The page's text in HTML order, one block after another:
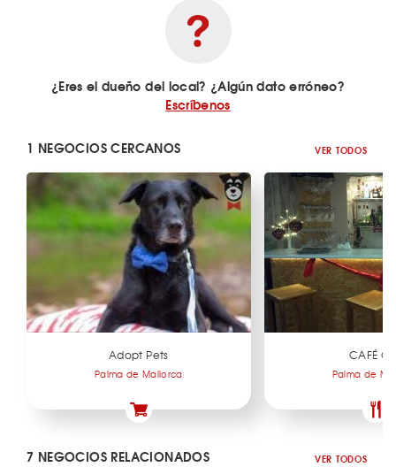
¿Eres el dueño del local? ¿Algún dato erróneo?
Escríbenos
1 NEGOCIOS CERCANOS VER TODOS
Adopt Pets
Palma de Mallorca
CAFÉ
Palma de
7 NEGOCIOS RELACIONADOS VER TODOS